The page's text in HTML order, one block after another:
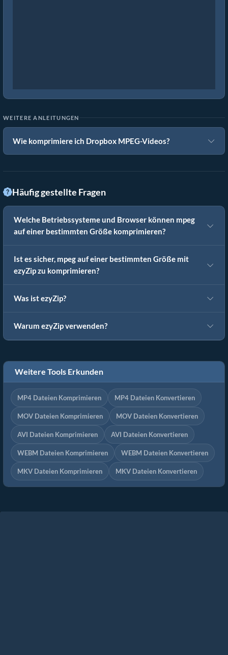
WEITERE ANLEITUNGEN
Wie komprimiere ich Dropbox MPEG-Videos?
Häufig gestellte Fragen
Welche Betriebssysteme und Browser können mpeg
auf einer bestimmten Größe komprimieren?
Ist es sicher, mpeg auf einer bestimmten Größe mit
ezyZip zu komprimieren?
Was ist ezyZip?
Warum ezyZip verwenden?
Weitere Tools Erkunden
MP4 Dateien Komprimieren MP4 Dateien Konvertieren
MOV Dateien Komprimieren MOV Dateien Konvertieren
AVI Dateien Komprimieren AVI Dateien Konvertieren
WEBM Dateien Komprimieren WEBM Dateien Konvertieren
MKV Dateien Komprimieren MKV Dateien Konvertieren